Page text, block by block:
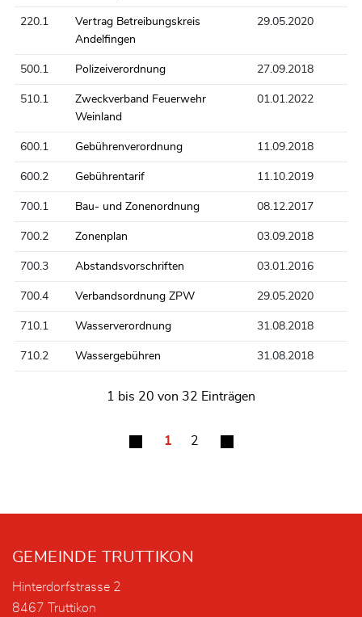
220.1
Vertrag Betreibungskreis
Andelfingen
29.05.2020
500.1 Polizeiverordnung 27.09.2018
510.1
Zweckverband Feuerwehr
Weinland
01.01.2022
600.1 Gebührenverordnung 11.09.2018
600.2 Gebührentarif 11.10.2019
700.1 Bau- und Zonenordnung 08.12.2017
700.2 Zonenplan 03.09.2018
700.3 Abstandsvorschriften 03.01.2016
700.4 Verbandsordnung ZPW 29.05.2020
710.1 Wasserverordnung 31.08.2018
710.2 Wassergebühren 31.08.2018
1 bis 20 von 32 Einträgen
1 2
Fusszeile
GEMEINDE TRUTTIKON
Hinterdorfstrasse 2
8467 Truttikon